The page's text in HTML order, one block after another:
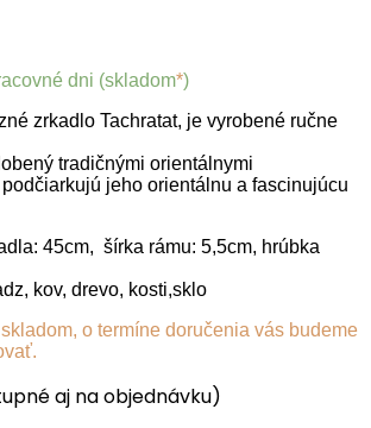
dni (skladom*)
zrkadlo Tachratat, je vyrobené ručne
tradičnými orientálnymi
jeho orientálnu a fascinujúcu
45cm, šírka rámu: 5,5cm, hrúbka
kov, drevo, kosti,sklo
o termíne doručenia vás budeme
aj na objednávku)